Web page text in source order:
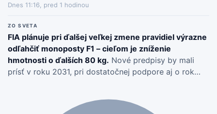
Dnes 11:16, pred 1 hodinou
ZO SVETA
FIA plánuje pri ďalšej veľkej zmene pravidiel výrazne
odľahčiť monoposty F1 – cieľom je zníženie
hmotnosti o ďalších 80 kg. Nové predpisy by mali
prísť v roku 2031, pri dostatočnej podpore aj o rok